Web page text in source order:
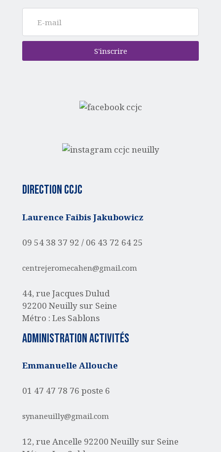
S'inscrire
Direction CCJC
Laurence Faibis Jakubowicz
09 54 38 37 92 / 06 43 72 64 25
centrejeromecahen@gmail.com
44, rue Jacques Dulud
92200 Neuilly sur Seine
Métro : Les Sablons
administration activités
Emmanuelle Allouche
01 47 47 78 76 poste 6
synaneuilly@gmail.com
12, rue Ancelle 92200 Neuilly sur Seine